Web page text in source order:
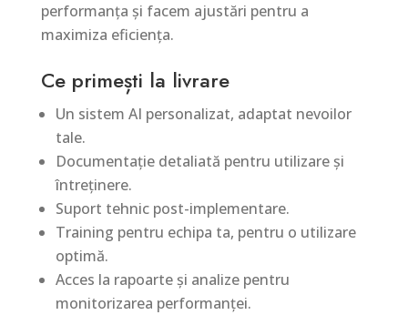
performanța și facem ajustări pentru a
maximiza eficiența.
Ce primești la livrare
Un sistem AI personalizat, adaptat nevoilor
tale.
Documentație detaliată pentru utilizare și
întreținere.
Suport tehnic post-implementare.
Training pentru echipa ta, pentru o utilizare
optimă.
Acces la rapoarte și analize pentru
monitorizarea performanței.